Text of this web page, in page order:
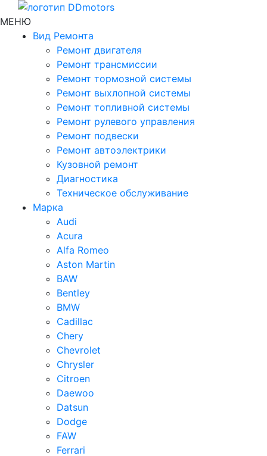
МЕНЮ
Вид Ремонта
Ремонт двигателя
Ремонт трансмиссии
Ремонт тормозной системы
Ремонт выхлопной системы
Ремонт топливной системы
Ремонт рулевого управления
Ремонт подвески
Ремонт автоэлектрики
Кузовной ремонт
Диагностика
Техническое обслуживание
Марка
Audi
Acura
Alfa Romeo
Aston Martin
BAW
Bentley
BMW
Cadillac
Chery
Chevrolet
Chrysler
Citroen
Daewoo
Datsun
Dodge
FAW
Ferrari